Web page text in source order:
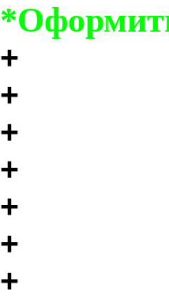
+
+
+
+
+
+
+